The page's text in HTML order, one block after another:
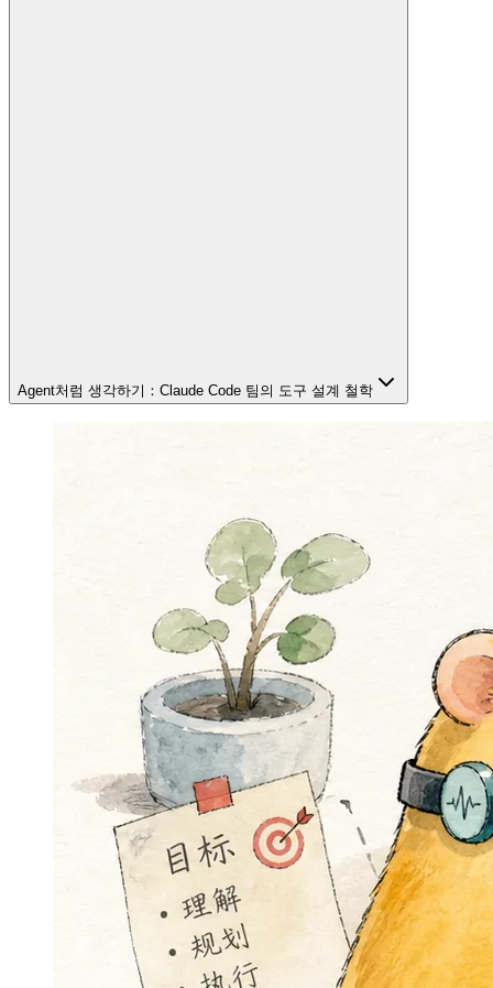
Agent처럼 생각하기：Claude Code 팀의 도구 설계 철학